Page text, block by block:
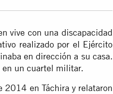
vive con una discapacidad
realizado por el Ejército
en dirección a su casa.
en un cuartel militar.
2014 en Táchira y relataron